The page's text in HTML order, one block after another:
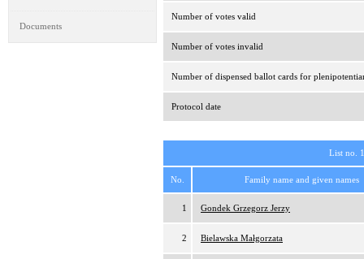
Documents
Number of votes valid
Number of votes invalid
Number of dispensed ballot cards for
Protocol date
List no.
No. Family name and given names
1 Gondek Grzegorz Jerzy
2 Bielawska Małgorzata